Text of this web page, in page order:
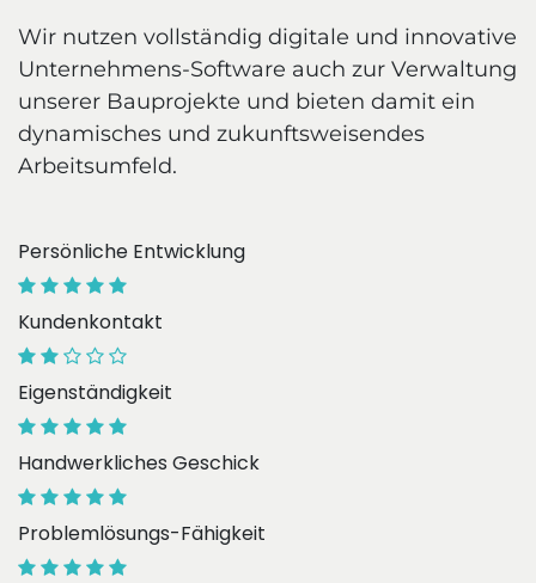
Wir nutzen vollständig digitale und innovative
Unternehmens-Software auch zur Verwaltung
unserer Bauprojekte und bieten damit ein
dynamisches und zukunftsweisendes
Arbeitsumfeld.
Persönliche Entwicklung
Kundenkontakt
Eigenständigkeit
Handwerkliches Geschick
Problemlösungs-Fähigkeit